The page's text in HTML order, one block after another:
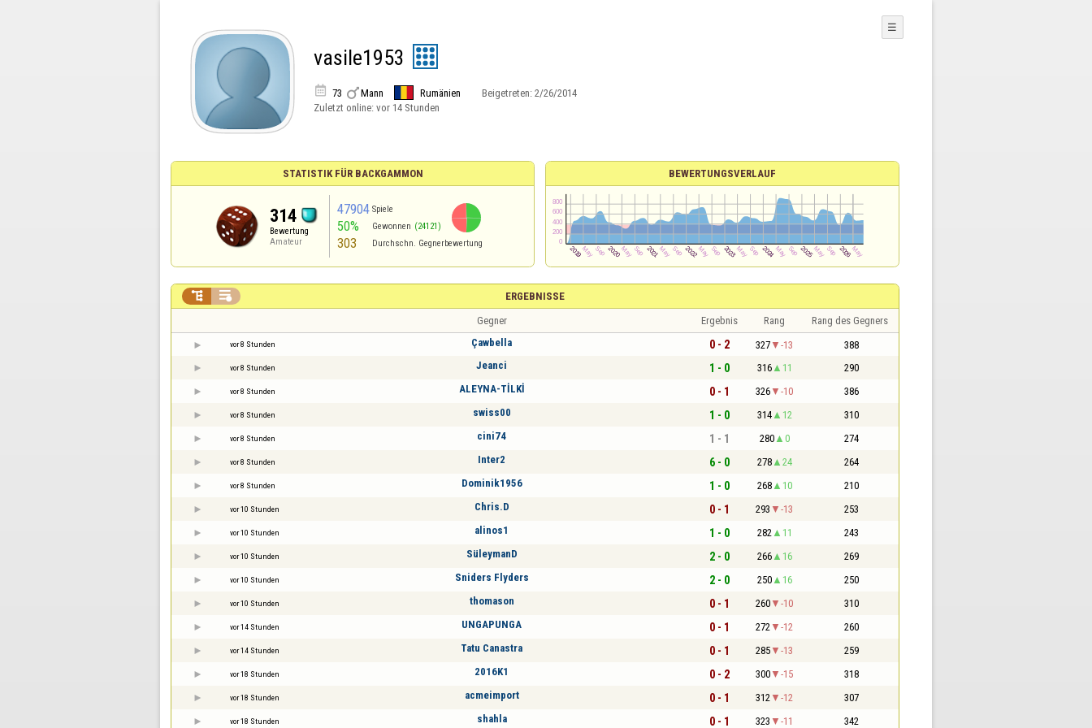
vasile1953
 73 Mann Rumänien Beigetreten: 2/26/2014
Zuletzt online: vor 14 Stunden
☰
STATISTIK FÜR BACKGAMMON
314
Bewertung
Amateur
47904 Spiele
50% Gewonnen (24121)
303 Durchschn. Gegnerbewertung
BEWERTUNGSVERLAUF
ERGEBNISSE
 
Gegner Ergebnis Rang Rang des Gegners
vor 8 Stunden Çawbella 0 - 2 327 -13 388
vor 8 Stunden Jeanci 1 - 0 316 11 290
vor 8 Stunden ALEYNA-TİLKİ 0 - 1 326 -10 386
vor 8 Stunden swiss00 1 - 0 314 12 310
vor 8 Stunden cini74 1 - 1 280 0 274
vor 8 Stunden Inter2 6 - 0 278 24 264
vor 8 Stunden Dominik1956 1 - 0 268 10 210
vor 10 Stunden Chris.D 0 - 1 293 -13 253
vor 10 Stunden alinos1 1 - 0 282 11 243
vor 10 Stunden SüleymanD 2 - 0 266 16 269
vor 10 Stunden Sniders Flyders 2 - 0 250 16 250
vor 10 Stunden thomason 0 - 1 260 -10 310
vor 14 Stunden UNGAPUNGA 0 - 1 272 -12 260
vor 14 Stunden Tatu Canastra 0 - 1 285 -13 259
vor 18 Stunden 2016K1 0 - 2 300 -15 318
vor 18 Stunden acmeimport 0 - 1 312 -12 307
vor 18 Stunden shahla 0 - 1 323 -11 342